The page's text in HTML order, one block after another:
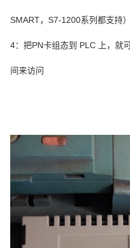
SMART，S7-1200系列都支持）
4：把PN卡组态到 PLC 上，就
间来访问